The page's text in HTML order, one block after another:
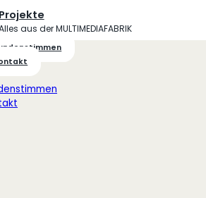
Projekte
aus der MULTIMEDIAFABRIK